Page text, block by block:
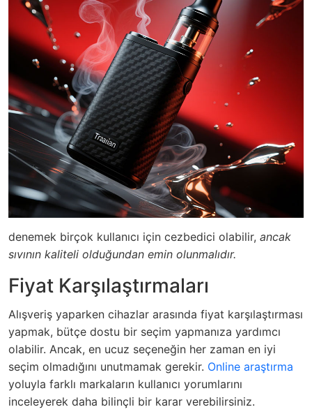
denemek birçok kullanıcı için cezbedici olabilir, ancak
sıvının kaliteli olduğundan emin olunmalıdır.
Fiyat Karşılaştırmaları
Alışveriş yaparken cihazlar arasında fiyat karşılaştırması
yapmak, bütçe dostu bir seçim yapmanıza yardımcı
olabilir. Ancak, en ucuz seçeneğin her zaman en iyi
seçim olmadığını unutmamak gerekir. Online araştırma
yoluyla farklı markaların kullanıcı yorumlarını
inceleyerek daha bilinçli bir karar verebilirsiniz.